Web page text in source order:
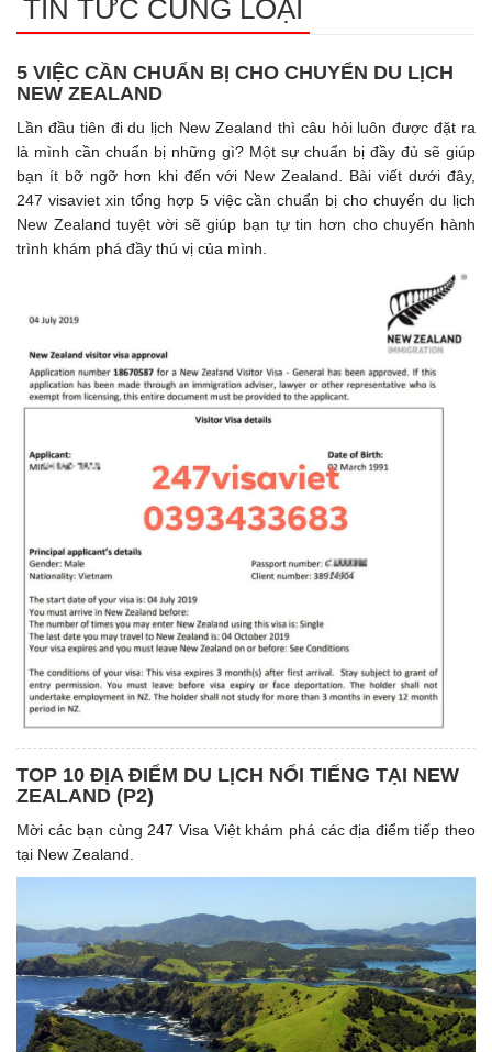
TIN TỨC CÙNG LOẠI
5 VIỆC CẦN CHUẨN BỊ CHO CHUYỂN DU LỊCH
NEW ZEALAND
Lần đầu tiên đi du lịch New Zealand thì câu hỏi luôn được đặt ra
là mình cần chuẩn bị những gì? Một sự chuẩn bị đầy đủ sẽ giúp
bạn ít bỡ ngỡ hơn khi đến với New Zealand. Bài viết dưới đây,
247 visaviet xin tổng hợp 5 việc cần chuẩn bị cho chuyến du lịch
New Zealand tuyệt vời sẽ giúp bạn tự tin hơn cho chuyến hành
trình khám phá đầy thú vị của mình.
TOP 10 ĐỊA ĐIỂM DU LỊCH NỔI TIẾNG TẠI NEW
ZEALAND (P2)
Mời các bạn cùng 247 Visa Việt khám phá các địa điểm tiếp theo
tại New Zealand.